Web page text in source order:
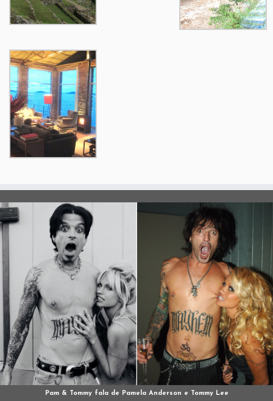
Pam & Tommy fala de Pamela Anderson e Tommy Lee